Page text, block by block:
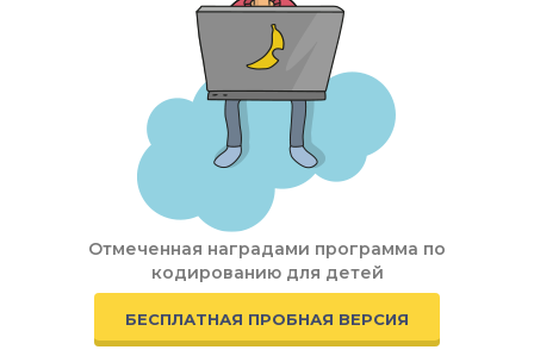
Отмеченная наградами программа по
кодированию для детей
БЕСПЛАТНАЯ ПРОБНАЯ ВЕРСИЯ